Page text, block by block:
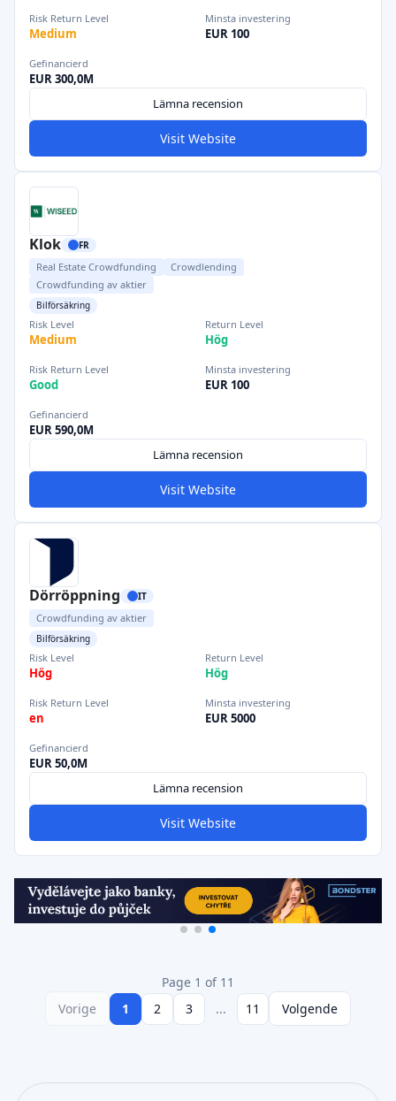
Risk Return Level
Medium
Minsta investering
EUR 100
Gefinancierd
EUR 300,0M
Lämna recension
Visit Website
Klok FR
Real Estate Crowdfunding
Crowdlending
Crowdfunding av aktier
Bilförsäkring
Risk Level
Medium
Return Level
Hög
Risk Return Level
Good
Minsta investering
EUR 100
Gefinancierd
EUR 590,0M
Lämna recension
Visit Website
Dörröppning IT
Crowdfunding av aktier
Bilförsäkring
Risk Level
Hög
Return Level
Hög
Risk Return Level
en
Minsta investering
EUR 5000
Gefinancierd
EUR 50,0M
Lämna recension
Visit Website
Page 1 of 11
Vorige
1 2 3 ... 11 Volgende